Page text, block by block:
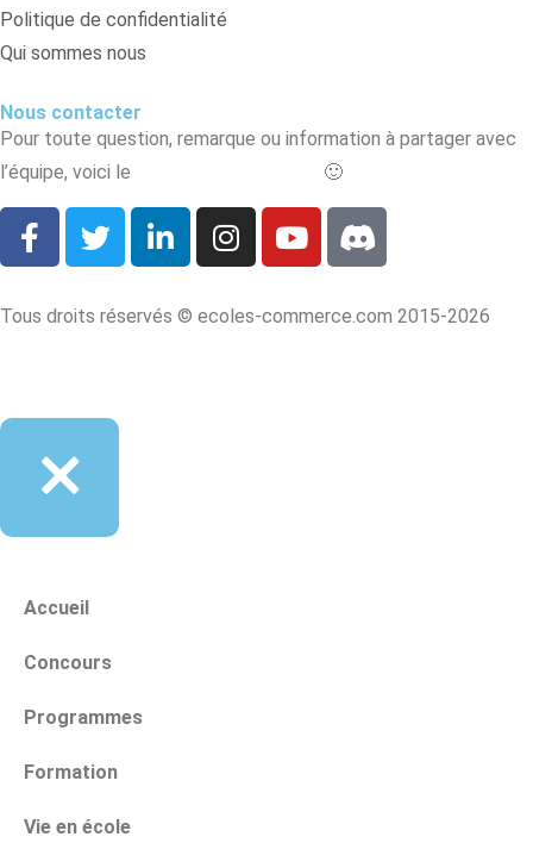
Politique de confidentialité
Qui sommes nous
Nous contacter
Pour toute question, remarque ou information à partager avec
l’équipe, voici le
🙂
Tous droits réservés © ecoles-commerce.com 2015-2026
Accueil
Concours
Programmes
Formation
Vie en école